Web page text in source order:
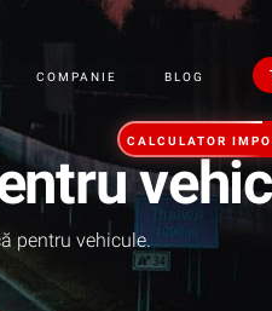
COMPANIE BLOG
CALCULATOR
pentru vehicule.